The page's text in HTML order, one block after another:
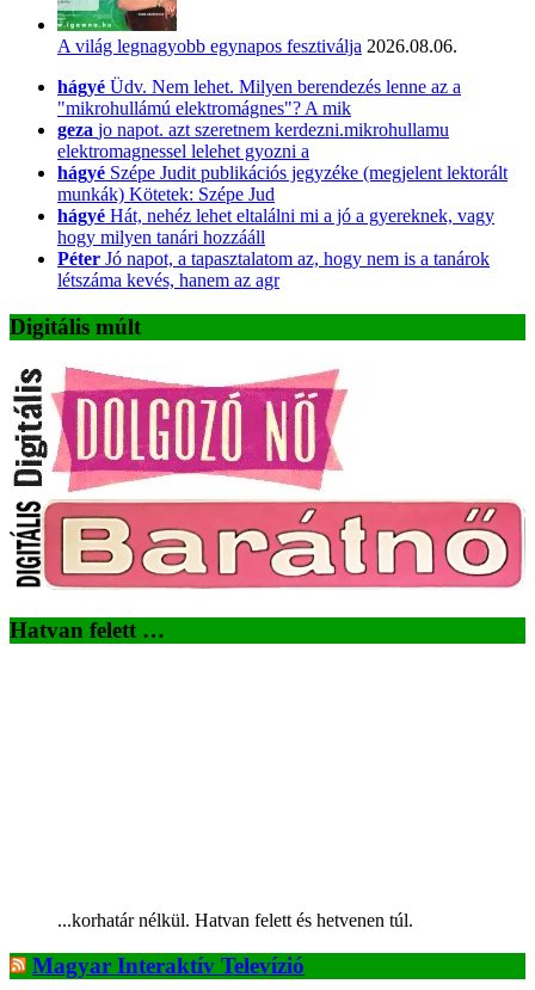
A világ legnagyobb egynapos fesztiválja 2026.08.06.
hágyé Üdv. Nem lehet. Milyen berendezés lenne az a
"mikrohullámú elektromágnes"? A mik
geza jo napot. azt szeretnem kerdezni.mikrohullamu
elektromagnessel lelehet gyozni a
hágyé Szépe Judit publikációs jegyzéke (megjelent lektorált
munkák) Kötetek: Szépe Jud
hágyé Hát, nehéz lehet eltalálni mi a jó a gyereknek, vagy
hogy milyen tanári hozzááll
Péter Jó napot, a tapasztalatom az, hogy nem is a tanárok
létszáma kevés, hanem az agr
Digitális múlt
Hatvan felett …
...korhatár nélkül. Hatvan felett és hetvenen túl.
Magyar Interaktív Televízió